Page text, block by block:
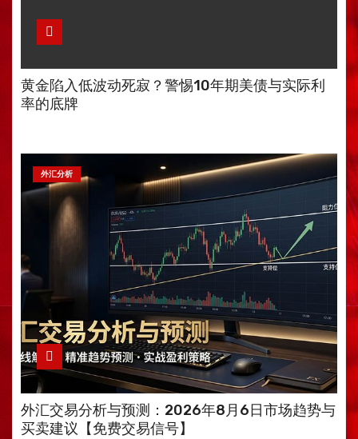
黄金陷入低波动死寂？警惕10年期美债与实际利
率的底牌
外汇分析
外汇交易分析与预测：2026年8月6日市场趋势与
买卖建议【免费交易信号】